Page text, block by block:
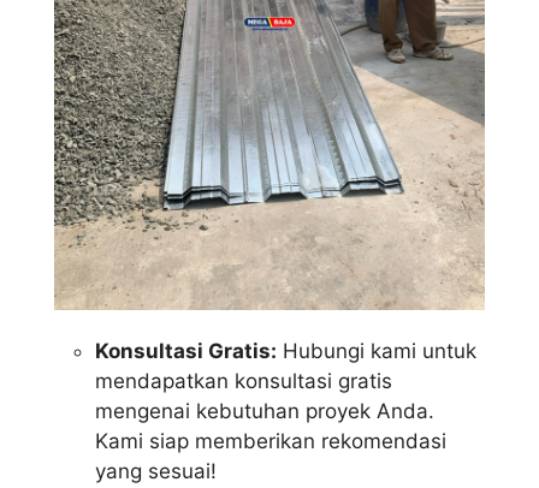
Konsultasi Gratis: Hubungi kami untuk
mendapatkan konsultasi gratis
mengenai kebutuhan proyek Anda.
Kami siap memberikan rekomendasi
yang sesuai!